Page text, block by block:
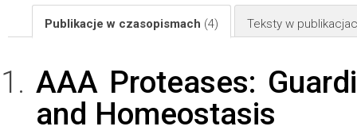
Publikacje w czasopismach (4) Teksty w
AAA Proteases:
and Homeostasis